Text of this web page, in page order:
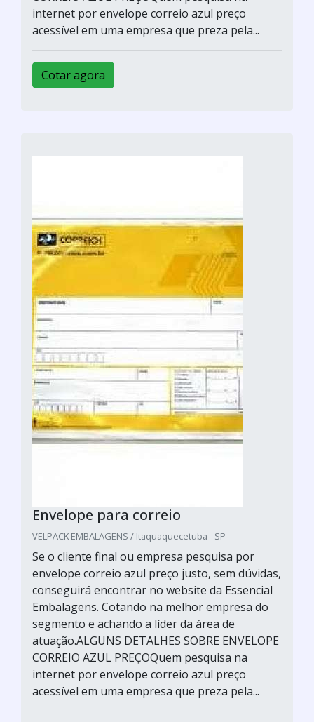
internet por envelope correio azul preço
acessível em uma empresa que preza pela...
Cotar agora
Envelope para correio
VELPACK EMBALAGENS / Itaquaquecetuba - SP
Se o cliente final ou empresa pesquisa por
envelope correio azul preço justo, sem dúvidas,
conseguirá encontrar no website da Essencial
Embalagens. Cotando na melhor empresa do
segmento e achando a líder da área de
atuação.ALGUNS DETALHES SOBRE ENVELOPE
CORREIO AZUL PREÇOQuem pesquisa na
internet por envelope correio azul preço
acessível em uma empresa que preza pela...